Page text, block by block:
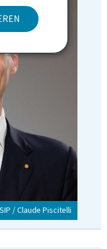
/ Claude Piscitelli